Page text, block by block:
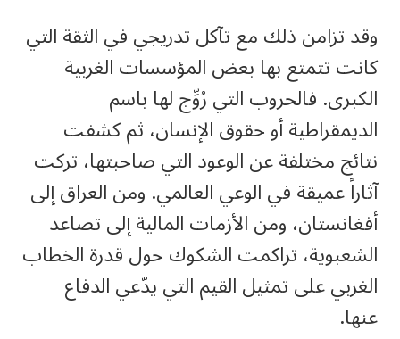
وقد تزامن ذلك مع تآكل تدريجي في الثقة التي
كانت تتمتع بها بعض المؤسسات الغربية
الكبرى. فالحروب التي رُوِّج لها باسم
الديمقراطية أو حقوق الإنسان، ثم كشفت
نتائج مختلفة عن الوعود التي صاحبتها، تركت
آثاراً عميقة في الوعي العالمي. ومن العراق إلى
أفغانستان، ومن الأزمات المالية إلى تصاعد
الشعبوية، تراكمت الشكوك حول قدرة الخطاب
الغربي على تمثيل القيم التي يدّعي الدفاع
عنها.